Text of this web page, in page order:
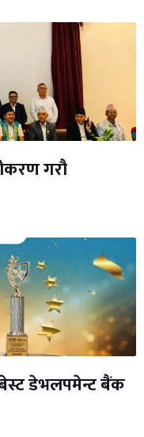
गरौ
डेभलपमेन्ट बैंक